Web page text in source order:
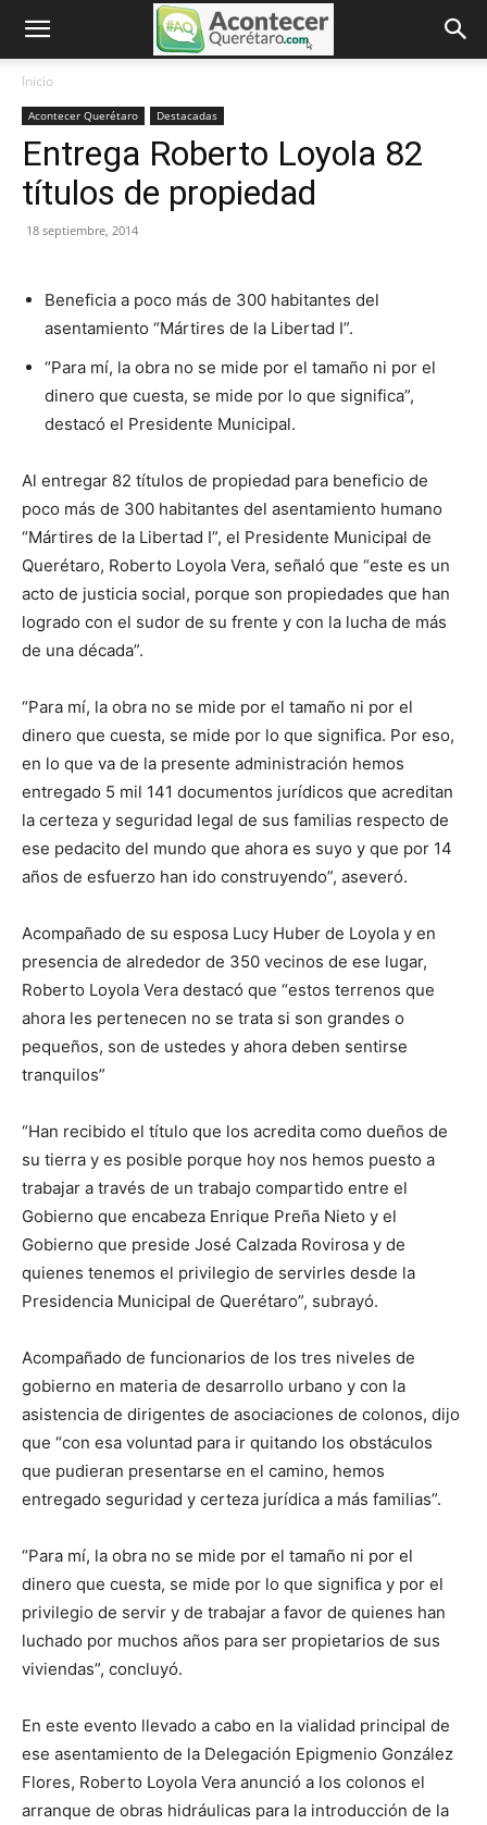
Inicio
Acontecer Querétaro Destacadas
Entrega Roberto Loyola 82
títulos de propiedad
18 septiembre, 2014
Beneficia a poco más de 300 habitantes del
asentamiento “Mártires de la Libertad I”.
“Para mí, la obra no se mide por el tamaño ni por el
dinero que cuesta, se mide por lo que significa”,
destacó el Presidente Municipal.
Al entregar 82 títulos de propiedad para beneficio de
poco más de 300 habitantes del asentamiento humano
“Mártires de la Libertad I”, el Presidente Municipal de
Querétaro, Roberto Loyola Vera, señaló que “este es un
acto de justicia social, porque son propiedades que han
logrado con el sudor de su frente y con la lucha de más
de una década”.
“Para mí, la obra no se mide por el tamaño ni por el
dinero que cuesta, se mide por lo que significa. Por eso,
en lo que va de la presente administración hemos
entregado 5 mil 141 documentos jurídicos que acreditan
la certeza y seguridad legal de sus familias respecto de
ese pedacito del mundo que ahora es suyo y que por 14
años de esfuerzo han ido construyendo”, aseveró.
Acompañado de su esposa Lucy Huber de Loyola y en
presencia de alrededor de 350 vecinos de ese lugar,
Roberto Loyola Vera destacó que “estos terrenos que
ahora les pertenecen no se trata si son grandes o
pequeños, son de ustedes y ahora deben sentirse
tranquilos”
“Han recibido el título que los acredita como dueños de
su tierra y es posible porque hoy nos hemos puesto a
trabajar a través de un trabajo compartido entre el
Gobierno que encabeza Enrique Preña Nieto y el
Gobierno que preside José Calzada Rovirosa y de
quienes tenemos el privilegio de servirles desde la
Presidencia Municipal de Querétaro”, subrayó.
Acompañado de funcionarios de los tres niveles de
gobierno en materia de desarrollo urbano y con la
asistencia de dirigentes de asociaciones de colonos, dijo
que “con esa voluntad para ir quitando los obstáculos
que pudieran presentarse en el camino, hemos
entregado seguridad y certeza jurídica a más familias”.
“Para mí, la obra no se mide por el tamaño ni por el
dinero que cuesta, se mide por lo que significa y por el
privilegio de servir y de trabajar a favor de quienes han
luchado por muchos años para ser propietarios de sus
viviendas”, concluyó.
En este evento llevado a cabo en la vialidad principal de
ese asentamiento de la Delegación Epigmenio González
Flores, Roberto Loyola Vera anunció a los colonos el
arranque de obras hidráulicas para la introducción de la